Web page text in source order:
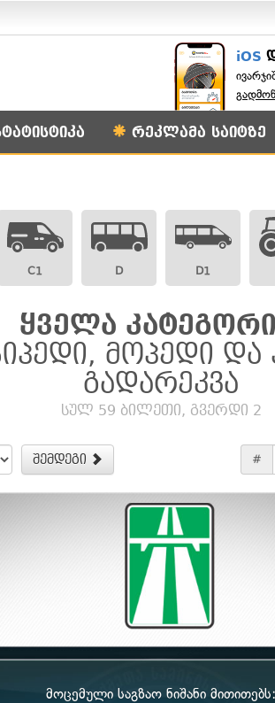
iOS
რეკლამა საიტზე
C1 D D1
ყველა
მოპედი და
გადარეკვა
სულ 59 ბილეთი, გვერდი 2
შემდეგი #
მოცემული საგზაო ნიშანი მითითებს: